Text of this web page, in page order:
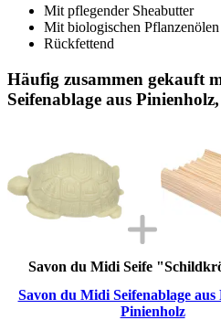
Mit pflegender Sheabutter
Mit biologischen Pflanzenölen
Rückfettend
Häufig zusammen gekauft
Seifenablage aus
Savon du Midi Seife
Savon du Midi Seifenablage aus
Pinienholz